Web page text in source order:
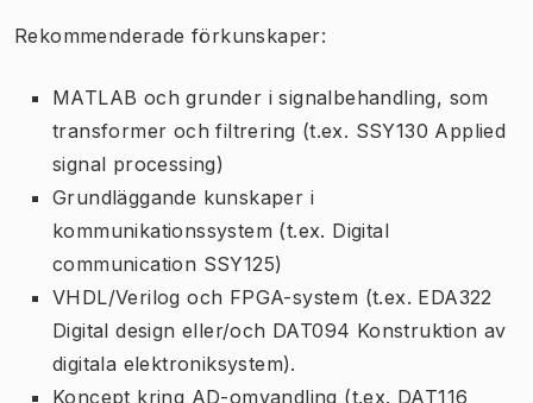
Rekommenderade förkunskaper:
MATLAB och grunder i signalbehandling, som
transformer och filtrering (t.ex. SSY130 Applied
signal processing)
Grundläggande kunskaper i
kommunikationssystem (t.ex. Digital
communication SSY125)
VHDL/Verilog och FPGA-system (t.ex. EDA322
Digital design eller/och DAT094 Konstruktion av
digitala elektroniksystem).
Koncept kring AD-omvandling (t.ex. DAT116